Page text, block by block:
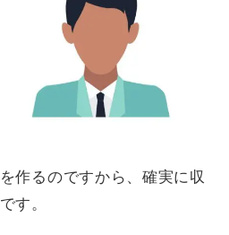
作るのですから、確実に収
す。